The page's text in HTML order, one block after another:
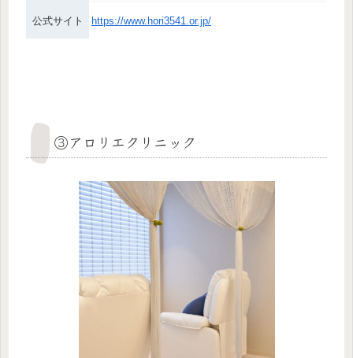
公式サイト https://www.hori3541.or.jp/
③アロリエクリニック